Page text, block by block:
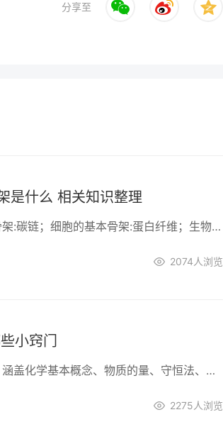
分享至
是什么 相关知识整理
高中生物生物大分子的基本骨架:碳链；细胞的基本骨架:蛋白纤维；生物膜的基本骨架:磷脂双分子层；DNA分子的双螺旋结构是以外部的脱氧核糖和磷酸基团交替连接而成的基本骨架。以下是小编整理的内容，大家可以参考。
2074 人浏览
小窍门
高中化学解题技巧丰富多样，涵盖化学基本概念、物质的量、守恒法、估算法、差量法等多方面，能帮助学生准确高效解题。
2275 人浏览